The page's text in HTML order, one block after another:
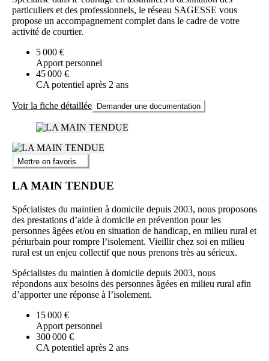
particuliers et des professionnels, le réseau SAGESSE vous
propose un accompagnement complet dans le cadre de votre
activité de courtier.
5 000 €
Apport personnel
45 000 €
CA potentiel après 2 ans
Voir la fiche détaillée Demander une documentation
Mettre en favoris
LA MAIN TENDUE
Spécialistes du maintien à domicile depuis 2003, nous proposons
des prestations d’aide à domicile en prévention pour les
personnes âgées et/ou en situation de handicap, en milieu rural et
périurbain pour rompre l’isolement. Vieillir chez soi en milieu
rural est un enjeu collectif que nous prenons très au sérieux.
Spécialistes du maintien à domicile depuis 2003, nous
répondons aux besoins des personnes âgées en milieu rural afin
d’apporter une réponse à l’isolement.
15 000 €
Apport personnel
300 000 €
CA potentiel après 2 ans